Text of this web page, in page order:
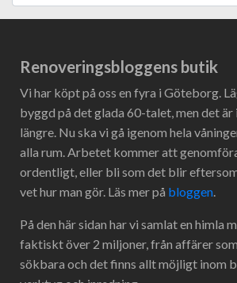
Renoveringsbloggens butik
Vi har köpt på oss en fyra i Göteborg.
byggd på det glada 60-talet, men det
längre. Nu ska vi gå igenom hela
alla rum. Arbetet kommer att
ordentligt, eller bli som det blir
vet hur man gör. Läs mer på bloggen.
På den här sidan har vi samlat en himla
faktiskt över 2 miljoner, från affärer
sökbara och det finns allt möjligt inom